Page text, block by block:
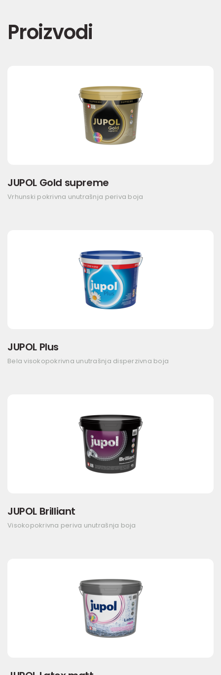
Proizvodi
JUPOL Gold supreme
Vrhunski pokrivna unutrašnja periva boja
JUPOL Plus
Bela visokopokrivna unutrašnja disperzivna boja
JUPOL Brilliant
Visokopokrivna periva unutrašnja boja